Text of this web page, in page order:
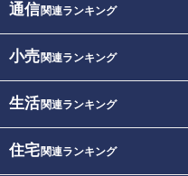
通信関連ランキング
小売関連ランキング
生活関連ランキング
住宅関連ランキング